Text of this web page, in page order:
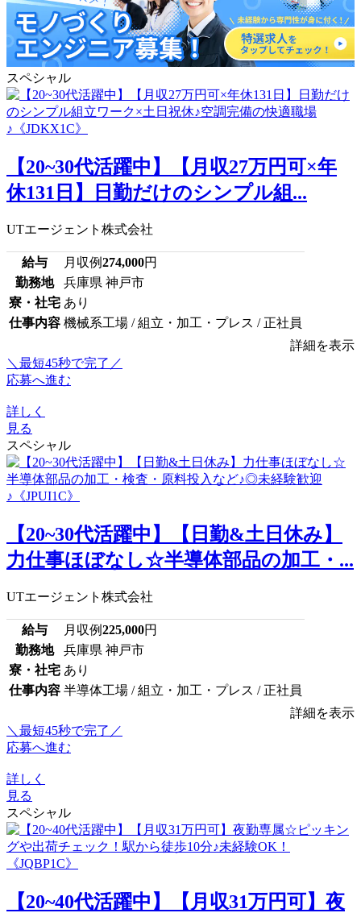
スペシャル
【20~30代活躍中】【月収27万円可×年
休131日】日勤だけのシンプル組...
UTエージェント株式会社
給与 月収例274,000円
勤務地
兵庫県 神戸市
寮・社宅 あり
仕事内容 機械系工場 / 組立・加工・プレス / 正社員
詳細を表示
＼最短45秒で完了／
応募へ進む
詳しく
見る
スペシャル
【20~30代活躍中】【日勤&土日休み】
力仕事ほぼなし☆半導体部品の加工・...
UTエージェント株式会社
給与 月収例225,000円
勤務地
兵庫県 神戸市
寮・社宅 あり
仕事内容 半導体工場 / 組立・加工・プレス / 正社員
詳細を表示
＼最短45秒で完了／
応募へ進む
詳しく
見る
スペシャル
【20~40代活躍中】【月収31万円可】夜